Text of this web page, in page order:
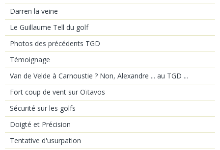
Darren la veine
Le Guillaume Tell du golf
Photos des précédents TGD
Témoignage
Van de Velde à Carnoustie ? Non, Alexandre ... au TGD ...
Fort coup de vent sur Oïtavos
Sécurité sur les golfs
Doigté et Précision
Tentative d'usurpation